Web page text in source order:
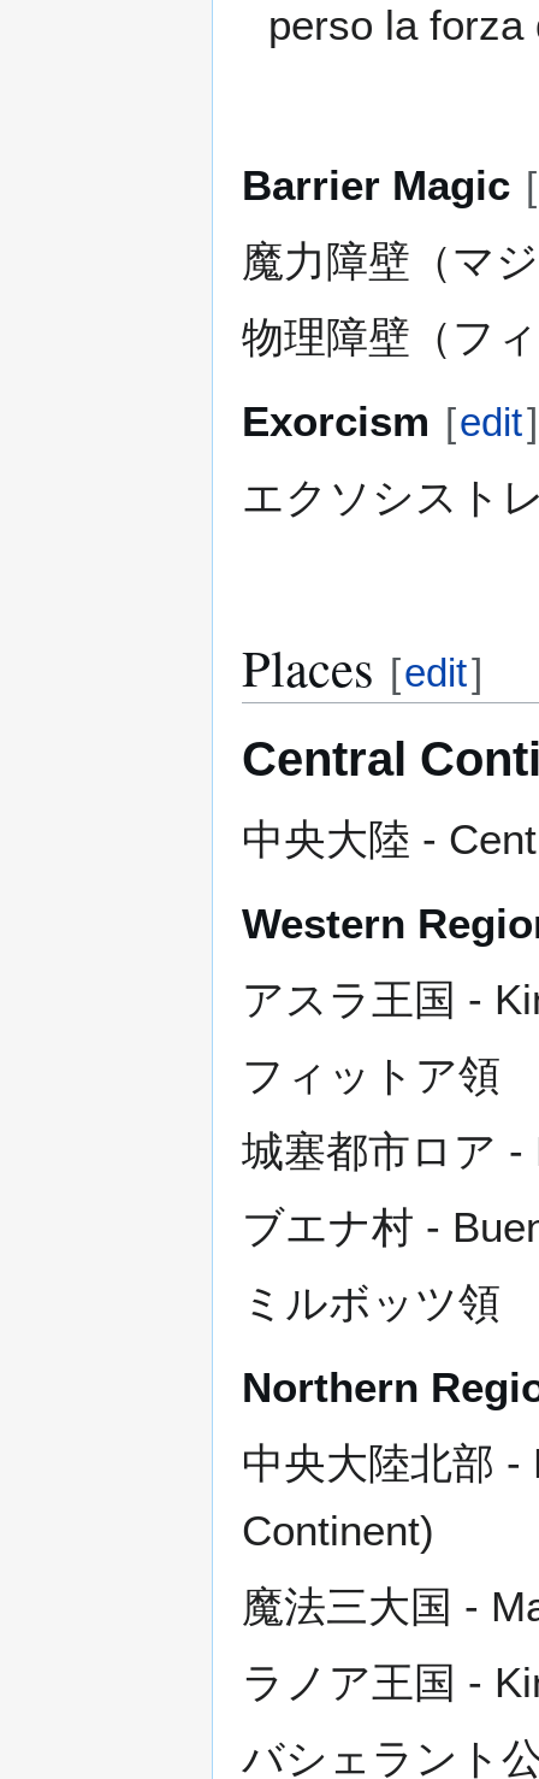
perso la
Barrier Magic [
魔力障壁（マ
物理障壁（フ
Exorcism [edit]
エクソシスト
Places [edit]
Central
中央大陸 -
Western
アスラ王国 -
フィットア領
城塞都市ロア -
ブエナ村 -
ミルボッツ領
Northern
中央大陸北部 -
Continent)
魔法三大国 -
ラノア王国 -
バシェラント